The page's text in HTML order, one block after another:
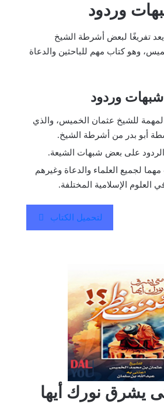
تفريغًا لبعض أشرطة الشيخ
وهو كتاب مهم للباحثين والدعاة
وردود
للشيخ عثمان الخميس، والذي
أبو بدر من أشرطة الشيخ.
الردود على بعض شبهات الشيعة.
مهما لجميع العلماء والدعاة وغيرهم
العلوم الإسلامية المختلفة.
لتحميل الكتاب
يشرق نورك أيها